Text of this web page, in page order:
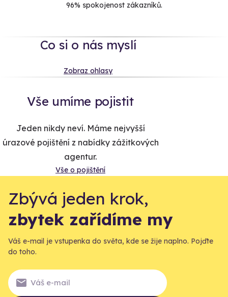
96% spokojenost zákazníků.
Co si o nás myslí
Zobraz ohlasy
Vše umíme pojistit
Jeden nikdy neví. Máme nejvyšší
úrazové pojištění z nabídky zážitkových
agentur.
Vše o pojištění
Zbývá jeden krok,
zbytek zařídíme my
Váš e-mail je vstupenka do světa, kde se žije naplno. Pojďte
do toho.